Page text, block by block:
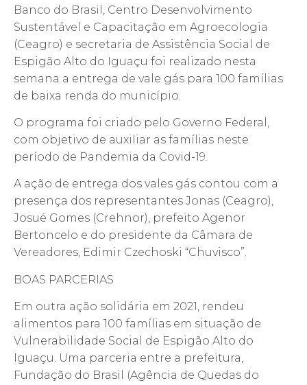
Banco do Brasil, Centro Desenvolvimento
Sustentável e Capacitação em Agroecologia
(Ceagro) e secretaria de Assistência Social de
Espigão Alto do Iguaçu foi realizado nesta
semana a entrega de vale gás para 100 famílias
de baixa renda do município.
O programa foi criado pelo Governo Federal,
com objetivo de auxiliar as famílias neste
período de Pandemia da Covid-19.
A ação de entrega dos vales gás contou com a
presença dos representantes Jonas (Ceagro),
Josué Gomes (Crehnor), prefeito Agenor
Bertoncelo e do presidente da Câmara de
Vereadores, Edimir Czechoski “Chuvisco”.
BOAS PARCERIAS
Em outra ação solidária em 2021, rendeu
alimentos para 100 famílias em situação de
Vulnerabilidade Social de Espigão Alto do
Iguaçu. Uma parceria entre a prefeitura,
Fundação do Brasil (Agência de Quedas do